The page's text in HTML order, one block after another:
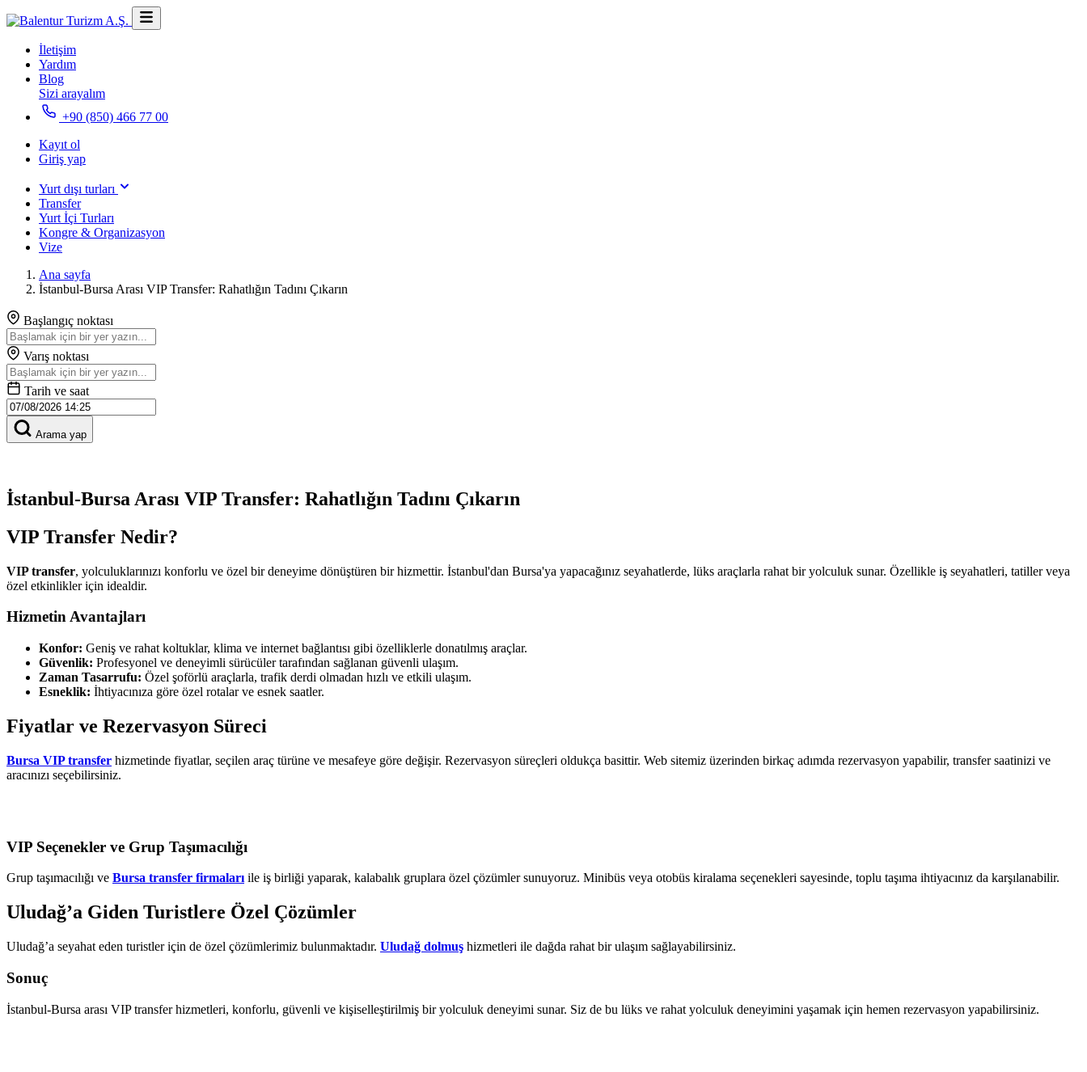
İletişim
Yardım
Blog
Sizi arayalım
+90 (850) 466 77 00
Kayıt ol
Giriş yap
Yurt dışı turları
Transfer
Yurt İçi Turları
Kongre & Organizasyon
Vize
Ana sayfa
İstanbul-Bursa Arası VIP Transfer: Rahatlığın Tadını Çıkarın
Başlangıç noktası
Varış noktası
Tarih ve saat
Arama yap
İstanbul-Bursa Arası VIP Transfer: Rahatlığın Tadını Çıkarın
VIP Transfer Nedir?
VIP transfer, yolculuklarınızı konforlu ve özel bir deneyime dönüştüren bir hizmettir. İstanbul'dan Bursa'ya yapacağınız seyahatlerde, lüks araçlarla rahat bir yolculuk sunar. Özellikle iş seyahatleri, tatiller veya
özel etkinlikler için idealdir.
Hizmetin Avantajları
Konfor: Geniş ve rahat koltuklar, klima ve internet bağlantısı gibi özelliklerle donatılmış araçlar.
Güvenlik: Profesyonel ve deneyimli sürücüler tarafından sağlanan güvenli ulaşım.
Zaman Tasarrufu: Özel şoförlü araçlarla, trafik derdi olmadan hızlı ve etkili ulaşım.
Esneklik: İhtiyacınıza göre özel rotalar ve esnek saatler.
Fiyatlar ve Rezervasyon Süreci
Bursa VIP transfer hizmetinde fiyatlar, seçilen araç türüne ve mesafeye göre değişir. Rezervasyon süreçleri oldukça basittir. Web sitemiz üzerinden birkaç adımda rezervasyon yapabilir, transfer saatinizi ve
aracınızı seçebilirsiniz.
VIP Seçenekler ve Grup Taşımacılığı
Grup taşımacılığı ve Bursa transfer firmalarıile iş birliği yaparak, kalabalık gruplara özel çözümler sunuyoruz. Minibüs veya otobüs kiralama seçenekleri sayesinde, toplu taşıma ihtiyacınız da karşılanabilir.
Uludağ’a Giden Turistlere Özel Çözümler
Uludağ’a seyahat eden turistler için de özel çözümlerimiz bulunmaktadır. Uludağ dolmuş hizmetleri ile dağda rahat bir ulaşım sağlayabilirsiniz.
Sonuç
İstanbul-Bursa arası VIP transfer hizmetleri, konforlu, güvenli ve kişiselleştirilmiş bir yolculuk deneyimi sunar. Siz de bu lüks ve rahat yolculuk deneyimini yaşamak için hemen rezervasyon yapabilirsiniz.